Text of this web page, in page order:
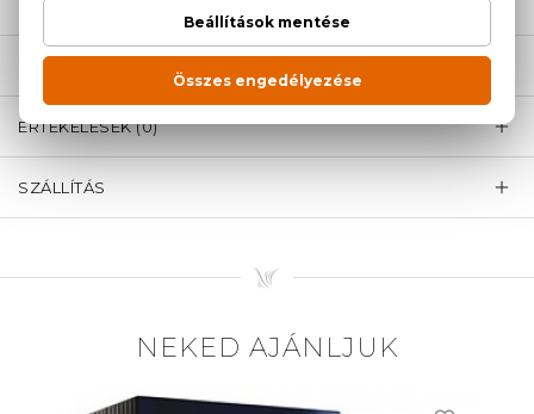
LEÍRÁS
ÉRTÉKELÉSEK (0)
SZÁLLÍTÁS
NEKED AJÁNLJUK